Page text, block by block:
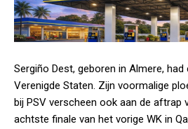
Sergiño Dest, geboren in Almere,
Verenigde Staten. Zijn voormalige
bij PSV verscheen ook aan de aftrap
achtste finale van het vorige WK in